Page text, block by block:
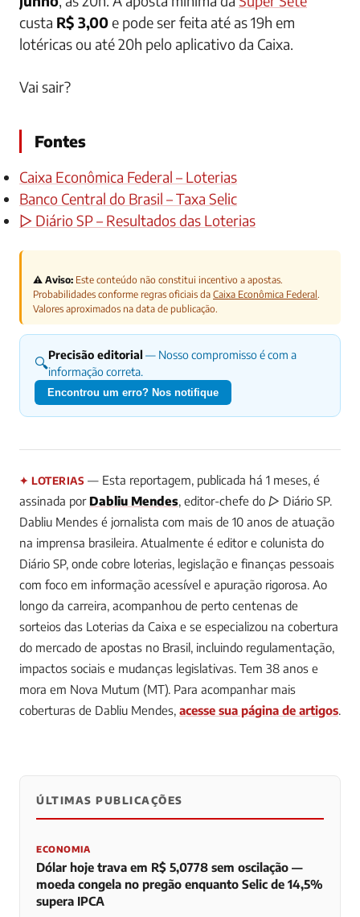
custa R$ 3,00e pode ser feita até as 19h em
lotéricas ou até 20h pelo aplicativo da Caixa.
Vai sair?
Fontes
Caixa Econômica Federal – Loterias
Banco Central do Brasil – Taxa Selic
▷ Diário SP – Resultados das Loterias
⚠️ Aviso: Este conteúdo não constitui incentivo a apostas.
Probabilidades conforme regras oficiais da Caixa Econômica Federal.
Valores aproximados na data de publicação.
🔍Precisão editorial — Nosso compromisso é com a
informação correta.
Encontrou um erro? Nos notifique
✦ LOTERIAS — Esta reportagem, publicada há 1 meses, é
assinada por Dabliu Mendes, editor-chefe do ▷ Diário SP.
Dabliu Mendes é jornalista com mais de 10 anos de atuação
na imprensa brasileira. Atualmente é editor e colunista do
Diário SP, onde cobre loterias, legislação e finanças pessoais
com foco em informação acessível e apuração rigorosa. Ao
longo da carreira, acompanhou de perto centenas de
sorteios das Loterias da Caixa e se especializou na cobertura
do mercado de apostas no Brasil, incluindo regulamentação,
impactos sociais e mudanças legislativas. Tem 38 anos e
mora em Nova Mutum (MT). Para acompanhar mais
coberturas de Dabliu Mendes, acesse sua página de artigos.
0 0 0
ÚLTIMAS PUBLICAÇÕES
ECONOMIA
Dólar hoje trava em R$ 5,0778 sem oscilação —
moeda congela no pregão enquanto Selic de 14,5%
supera IPCA